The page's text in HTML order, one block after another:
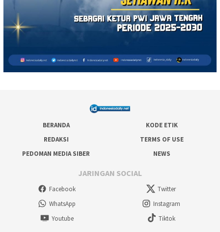
BERANDA
KODE ETIK
REDAKSI
TERMS OF USE
PEDOMAN MEDIA SIBER
NEWS
JARINGAN SOCIAL
Facebook
Twitter
WhatsApp
Instagram
Youtube
Tiktok